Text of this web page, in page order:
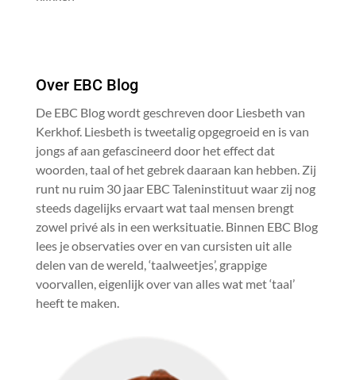
Over EBC Blog
De EBC Blog wordt geschreven door Liesbeth van
Kerkhof. Liesbeth is tweetalig opgegroeid en is van
jongs af aan gefascineerd door het effect dat
woorden, taal of het gebrek daaraan kan hebben. Zij
runt nu ruim 30 jaar EBC Taleninstituut waar zij nog
steeds dagelijks ervaart wat taal mensen brengt
zowel privé als in een werksituatie. Binnen EBC Blog
lees je observaties over en van cursisten uit alle
delen van de wereld, ‘taalweetjes’, grappige
voorvallen, eigenlijk over van alles wat met ‘taal’
heeft te maken.